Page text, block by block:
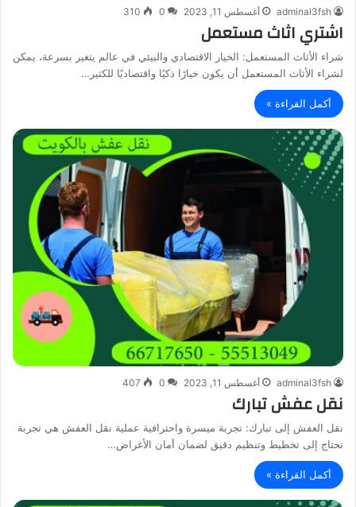
adminal3fsh أغسطس 11, 2023 0
310
اشتري اثاث مستعمل
شراء الأثاث المستعمل: الخيار الاقتصادي والبيئي في عالم يتغير بسرعة، يمكن
لشراء الأثاث المستعمل أن يكون خيارًا ذكيًا واقتصاديًا للكثير…
أكمل القراءة »
adminal3fsh أغسطس 11, 2023 0
407
نقل عفش تبارك
نقل العفش إلى تبارك: تجربة ميسرة واحترافية عملية نقل العفش هي تجربة
تحتاج إلى تخطيط وتنظيم دقيق لضمان أمان الأغراض…
أكمل القراءة »